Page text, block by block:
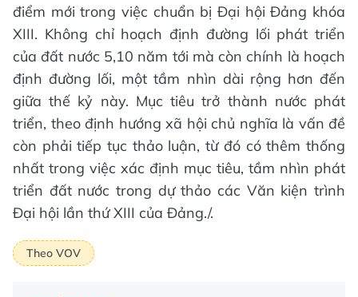
điểm mới trong việc chuẩn bị Đại hội Đảng khóa
XIII. Không chỉ hoạch định đường lối phát triển
của đất nước 5,10 năm tới mà còn chính là hoạch
định đường lối, một tầm nhìn dài rộng hơn đến
giữa thế kỷ này. Mục tiêu trở thành nước phát
triển, theo định hướng xã hội chủ nghĩa là vấn đề
còn phải tiếp tục thảo luận, từ đó có thêm thống
nhất trong việc xác định mục tiêu, tầm nhìn phát
triển đất nước trong dự thảo các Văn kiện trình
Đại hội lần thứ XIII của Đảng./.
Theo VOV